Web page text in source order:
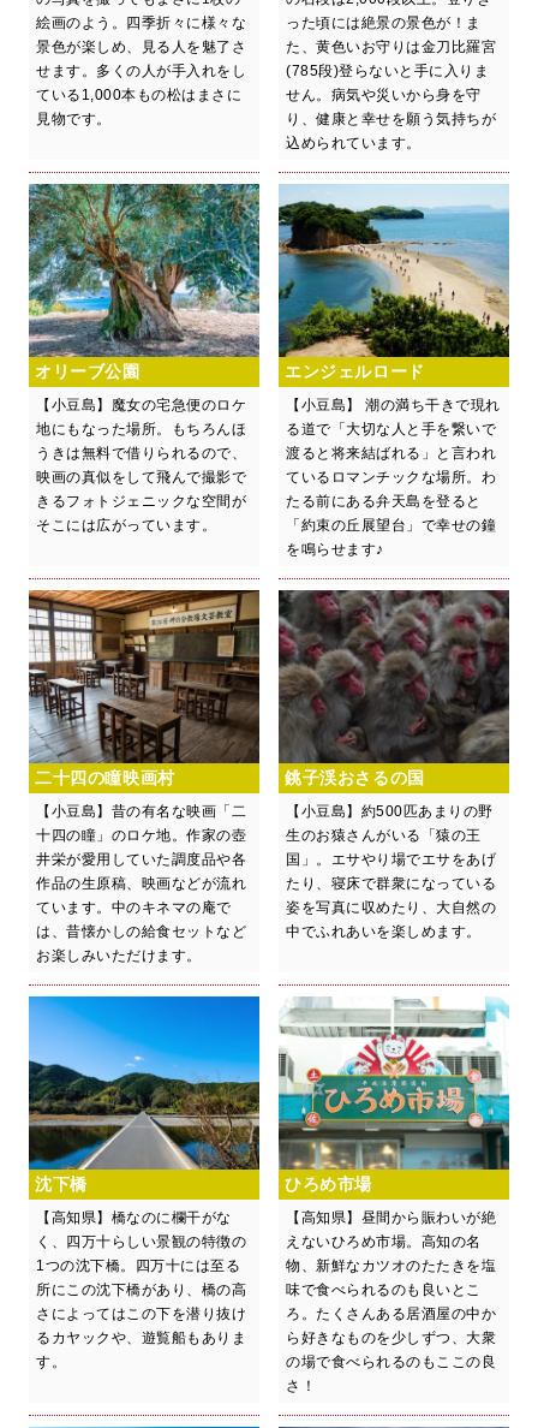
絵画のよう。四季折々に様々な
景色が楽しめ、見る人を魅了さ
せます。多くの人が手入れをし
ている1,000本もの松はまさに
見物です。
った頃には絶景の景色が！ま
た、黄色いお守りは金刀比羅宮
(785段)登らないと手に入りま
せん。病気や災いから身を守
り、健康と幸せを願う気持ちが
込められています。
オリーブ公園
【小豆島】魔女の宅急便のロケ
地にもなった場所。もちろんほ
うきは無料で借りられるので、
映画の真似をして飛んで撮影で
きるフォトジェニックな空間が
そこには広がっています。
エンジェルロード
【小豆島】 潮の満ち干きで現れ
る道で「大切な人と手を繋いで
渡ると将来結ばれる」と言われ
ているロマンチックな場所。わ
たる前にある弁天島を登ると
「約束の丘展望台」で幸せの鐘
を鳴らせます♪
二十四の瞳映画村
【小豆島】昔の有名な映画「二
十四の瞳」のロケ地。作家の壺
井栄が愛用していた調度品や各
作品の生原稿、映画などが流れ
ています。中のキネマの庵で
は、昔懐かしの給食セットなど
お楽しみいただけます。
銚子渓おさるの国
【小豆島】約500匹あまりの野
生のお猿さんがいる「猿の王
国」。エサやり場でエサをあげ
たり、寝床で群衆になっている
姿を写真に収めたり、大自然の
中でふれあいを楽しめます。
沈下橋
【高知県】橋なのに欄干がな
く、四万十らしい景観の特徴の
1つの沈下橋。四万十には至る
所にこの沈下橋があり、橋の高
さによってはこの下を潜り抜け
るカヤックや、遊覧船もありま
す。
ひろめ市場
【高知県】昼間から賑わいが絶
えないひろめ市場。高知の名
物、新鮮なカツオのたたきを塩
味で食べられるのも良いとこ
ろ。たくさんある居酒屋の中か
ら好きなものを少しずつ、大衆
の場で食べられるのもここの良
さ！